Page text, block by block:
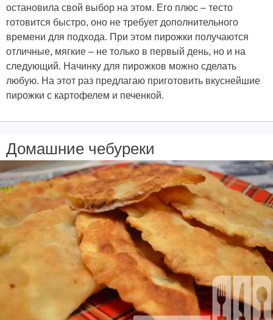
остановила свой выбор на этом. Его плюс – тесто
готовится быстро, оно не требует дополнительного
времени для подхода. При этом пирожки получаются
отличные, мягкие – не только в первый день, но и на
следующий. Начинку для пирожков можно сделать
любую. На этот раз предлагаю приготовить вкуснейшие
пирожки с картофелем и печенкой.
Домашние чебуреки